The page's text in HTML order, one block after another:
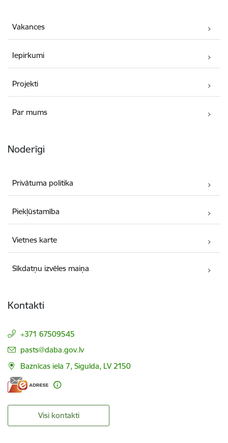
Vakances
Iepirkumi
Projekti
Par mums
Noderīgi
Privātuma politika
Piekļūstamība
Vietnes karte
Sīkdatņu izvēles maiņa
Kontakti
+371 67509545
E-pasts:
pasts@daba.gov.lv
Baznīcas iela 7, Sigulda, LV 2150
Visi kontakti